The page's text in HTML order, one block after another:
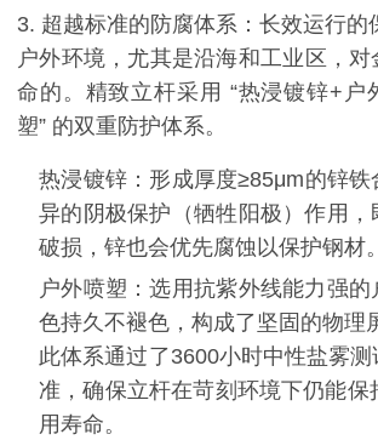
3. 超越标准的防腐体系：长效运行的
户外环境，尤其是沿海和工业区，
命的。精致立杆采用 “热浸镀锌+户
塑” 的双重防护体系。
热浸镀锌：形成厚度≥85μm的锌
异的阴极保护（牺牲阳极）作用
破损，锌也会优先腐蚀以保护钢材。
户外喷塑：选用抗紫外线能力强
色持久不褪色，构成了坚固的物理
此体系通过了3600小时中性盐雾
准，确保立杆在苛刻环境下仍能保
用寿命。